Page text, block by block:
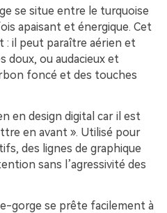
se situe entre le turquoise
apaisant et énergique. Cet
: il peut paraître aérien et
doux, ou audacieux et
foncé et des touches
en design digital car il est
en avant ». Utilisé pour
des lignes de graphique
sans l’agressivité des
gorge se prête facilement à